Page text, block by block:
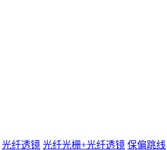
光纤透镜 光纤光栅+光纤透镜 保偏跳线